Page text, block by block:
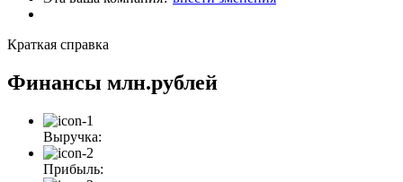
Краткая справка
Финансы млн.рублей
Выручка:
Прибыль: